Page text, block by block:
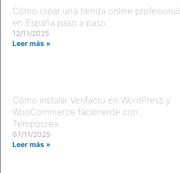
Cómo crear una tienda online profesional
en España paso a paso
12/11/2025
Leer más »
Cómo instalar Verifactu en WordPress y
WooCommerce fácilmente con
Tempocrea
07/11/2025
Leer más »